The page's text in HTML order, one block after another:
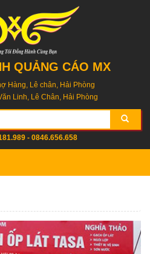
QUẢNG CÁO MX
Hàng, Lê chân, Hải Phòng
Linh, Lê Chân, Hải Phòng
- 0846.656.658